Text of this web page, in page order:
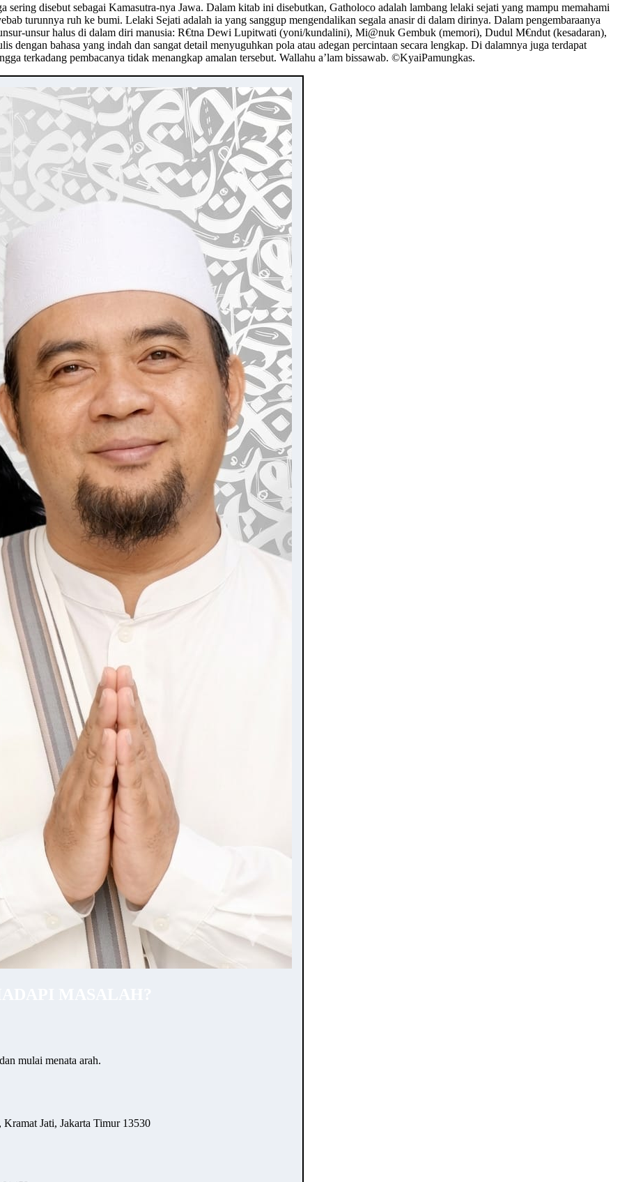
sering disebut sebagai Kamasutra-nya Jawa. Dalam kitab ini disebutkan, Gatholoco adalah lambang lelaki sejati yang mampu memahami
turunnya ruh ke bumi. Lelaki Sejati adalah ia yang sanggup mengendalikan segala anasir di dalam dirinya. Dalam pengembaraanya
unsur halus di dalam diri manusia: R€tna Dewi Lupitwati (yoni/kundalini), Mi@nuk Gembuk (memori), Dudul M€ndut (kesadaran),
bahasa yang indah dan sangat detail menyuguhkan pola atau adegan percintaan secara lengkap. Di dalamnya juga terdapat
terkadang pembacanya tidak menangkap amalan tersebut. Wallahu a’lam bissawab. ©️KyaiPamungkas.
mulai menata arah.
Jati, Jakarta Timur 13530